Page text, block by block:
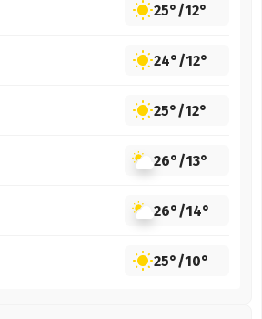
25°/12°
24°/12°
25°/12°
26°/13°
26°/14°
25°/10°